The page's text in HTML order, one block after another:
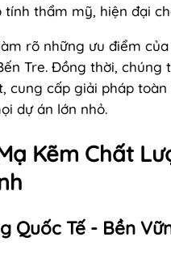
thẩm mỹ, hiện đại
rõ những ưu điểm
Tre. Đồng thời, chúng
cung cấp giải pháp
dự án lớn nhỏ.
Kẽm Chất
Quốc Tế - Bền